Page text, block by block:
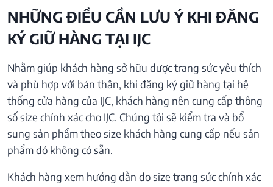
NHỮNG ĐIỀU CẦN LƯU Ý KHI ĐĂNG
KÝ GIỮ HÀNG TẠI IJC
Nhằm giúp khách hàng sở hữu được trang sức yêu thích
và phù hợp với bản thân, khi đăng ký giữ hàng tại hệ
thống cửa hàng của IJC, khách hàng nên cung cấp thông
số size chính xác cho IJC. Chúng tôi sẽ kiểm tra và bổ
sung sản phẩm theo size khách hàng cung cấp nếu sản
phẩm đó không có sẵn.
Khách hàng xem hướng dẫn đo size trang sức chính xác